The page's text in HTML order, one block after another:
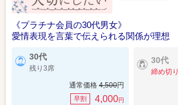
《プラチナ会員の30代男女》
愛情表現を言葉で伝えられる関係が理想
30代
残り3席
通常価格 4,500円
早割 4,000円
30代
締め切り